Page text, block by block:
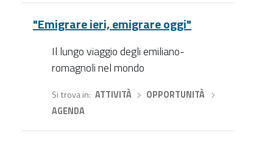
"Emigrare ieri, emigrare oggi"
Il lungo viaggio degli emiliano-
romagnoli nel mondo
Si trova in ATTIVITÀ› OPPORTUNITÀ
AGENDA